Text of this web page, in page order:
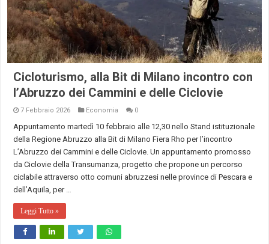
Cicloturismo, alla Bit di Milano incontro con
l’Abruzzo dei Cammini e delle Ciclovie
7 Febbraio 2026 Economia 0
Appuntamento martedì 10 febbraio alle 12,30 nello Stand istituzionale
della Regione Abruzzo alla Bit di Milano Fiera Rho per l’incontro
L’Abruzzo dei Cammini e delle Ciclovie. Un appuntamento promosso
da Ciclovie della Transumanza, progetto che propone un percorso
ciclabile attraverso otto comuni abruzzesi nelle province di Pescara e
dell’Aquila, per …
Leggi Tutto »